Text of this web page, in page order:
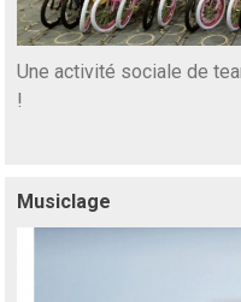
Une activité sociale de
!
Musiclage